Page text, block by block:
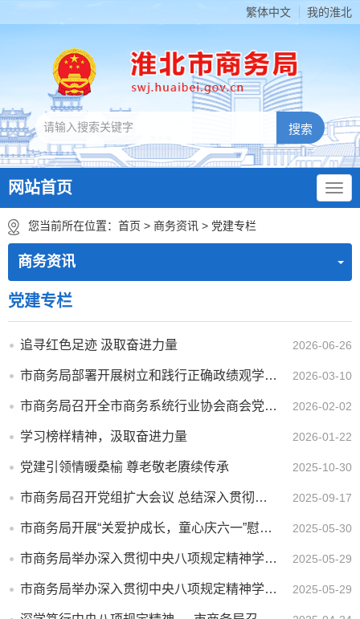
繁体中文 我的淮北
网站首页
您当前所在位置： 首页 > 商务资讯 > 党建专栏
商务资讯
党建专栏
追寻红色足迹 汲取奋进力量 2026-06-26
市商务局部署开展树立和践行正确政绩观学习教育工作 2026-03-10
市商务局召开全市商务系统行业协会商会党建工作座谈会暨换届乱象整治推进会 2026-02-02
学习榜样精神，汲取奋进力量 2026-01-22
党建引领情暖桑榆 尊老敬老赓续传承 2025-10-30
市商务局召开党组扩大会议 总结深入贯彻中央八项规定精神学习教育 2025-09-17
市商务局开展“关爱护成长，童心庆六一”慰问活动 2025-05-30
市商务局举办深入贯彻中央八项规定精神学习教育专题辅导报告会 推动作风建设走深走实 2025-05-29
市商务局举办深入贯彻中央八项规定精神学习教育专题辅导报告会 推动作风建设走深走实 2025-05-29